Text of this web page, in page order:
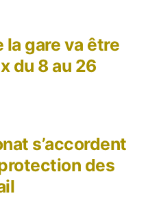
:
s’accordent
des
:
la gare va être
du 8 au 26